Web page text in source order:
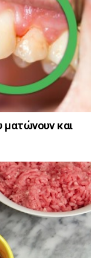
ματώνουν και